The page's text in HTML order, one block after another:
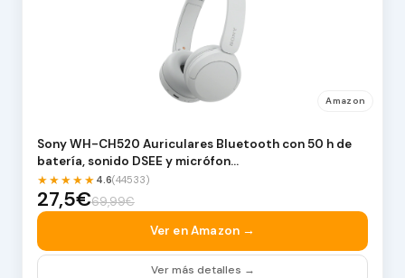
Amazon
Sony WH-CH520 Auriculares Bluetooth con 50 h de
batería, sonido DSEE y micrófon…
★★★★★ 4.6(44533)
27,5€69,99€
Ver en Amazon →
Ver más detalles →